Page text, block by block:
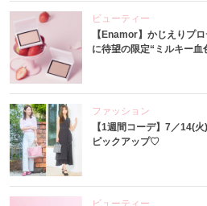
ビューティー
【Enamor】かじえりプ
に待望の限定“ミルキー血
ファッション
【1週間コーデ】7／14(
ピックアップ♡